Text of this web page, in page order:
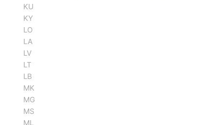
KU
KY
LO
LA
LV
LT
LB
MK
MG
MS
ML